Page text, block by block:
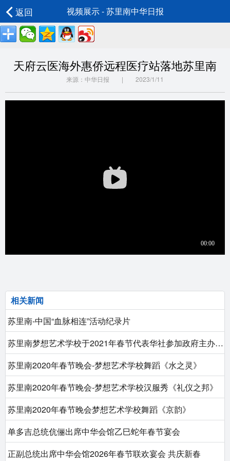
返回 视频展示 - 苏里南中华日报
天府云医海外惠侨远程医疗站落地苏里南
来源：中华日报 | 2023/1/11
相关新闻
苏里南-中国“血脉相连”活动纪录片
苏里南梦想艺术学校于2021年春节代表华社参加政府主办的多民族庆贺春节线上晚会演出-舞蹈《半壶纱》
苏里南2020年春节晚会-梦想艺术学校舞蹈《水之灵》
苏里南2020年春节晚会-梦想艺术学校汉服秀《礼仪之邦》
苏里南2020年春节晚会梦想艺术学校舞蹈《京韵》
单多吉总统伉俪出席中华会馆乙巳蛇年春节宴会
正副总统出席中华会馆2026年春节联欢宴会 共庆新春